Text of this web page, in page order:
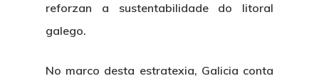
reforzan a sustentabilidade do litoral
galego.
No marco desta estratexia, Galicia conta